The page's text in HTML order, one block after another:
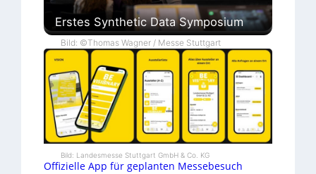
Erstes Synthetic Data Symposium
Bild: ©Thomas Wagner / Messe Stuttgart
Bild: Landesmesse Stuttgart GmbH & Co. KG
Offizielle App für geplanten Messebesuch